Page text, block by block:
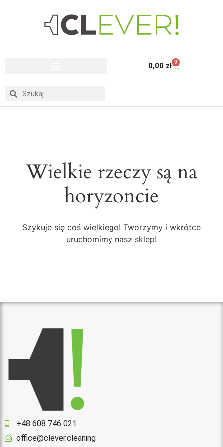
0,00 zł 0
Wielkie rzeczy są na
horyzoncie
Szykuje się coś wielkiego! Tworzymy i wkrótce
uruchomimy nasz sklep!
+48 608 746 021
office@clever.cleaning